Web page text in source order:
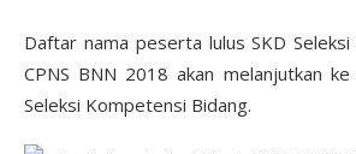
Daftar nama peserta lulus SKD
CPNS BNN 2018 akan melanjutkan
Seleksi Kompetensi Bidang.